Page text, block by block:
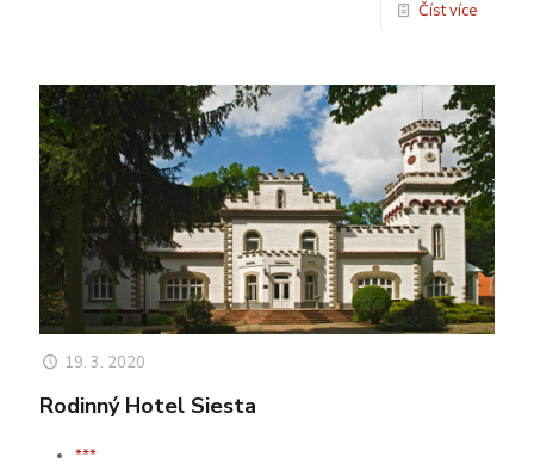
Číst více
19. 3. 2020
Rodinný Hotel Siesta
***